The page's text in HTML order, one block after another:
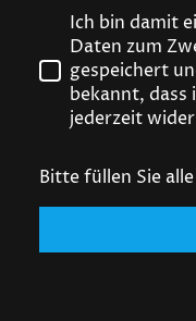
Ich bin damit
Daten zum
gespeichert
bekannt, dass
jederzeit
Bitte füllen Sie